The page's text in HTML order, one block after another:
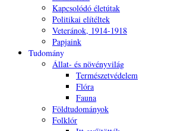
Kapcsolódó életútak
Politikai elítéltek
Veteránok, 1914-1918
Papjaink
Tudomány
Állat- és növényvilág
Természetvédelem
Flóra
Fauna
Földtudományok
Folklór